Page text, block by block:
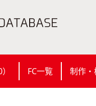
） FC一覧 制作